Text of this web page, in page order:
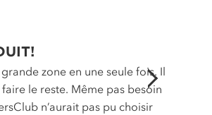
zone en une seule fois. Il
le reste. Même pas besoin
n’aurait pas pu choisir